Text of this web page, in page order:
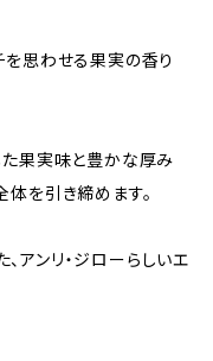
を思わせる果実の香り
た果実味と豊かな厚み
体を引き締めます。
アンリ・ジローらしいエ